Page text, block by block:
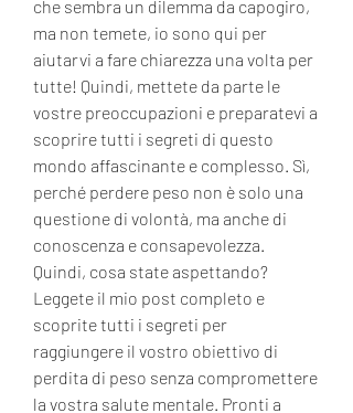
che sembra un dilemma da capogiro,
ma non temete, io sono qui per
aiutarvi a fare chiarezza una volta per
tutte! Quindi, mettete da parte le
vostre preoccupazioni e preparatevi a
scoprire tutti i segreti di questo
mondo affascinante e complesso. Sì,
perché perdere peso non è solo una
questione di volontà, ma anche di
conoscenza e consapevolezza.
Quindi, cosa state aspettando?
Leggete il mio post completo e
scoprite tutti i segreti per
raggiungere il vostro obiettivo di
perdita di peso senza compromettere
la vostra salute mentale. Pronti a